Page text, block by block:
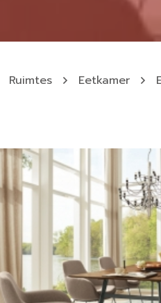
Ruimtes Eetkamer